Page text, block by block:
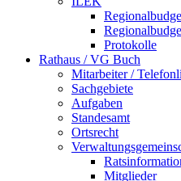
Protokolle
Rathaus / VG Buch
Mitarbeiter /
Sachgebiete
Aufgaben
Standesamt
Ortsrecht
Mitglieder